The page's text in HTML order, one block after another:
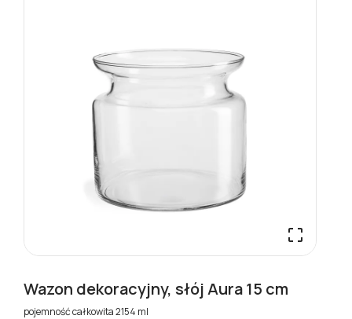

Wazon dekoracyjny, słój Aura 15 cm
pojemność całkowita 2154 ml